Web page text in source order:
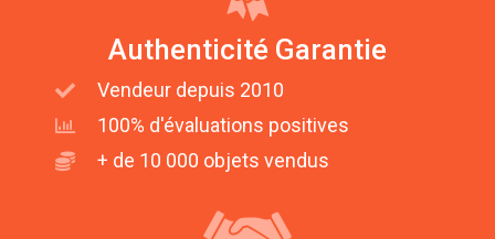
Authenticité Garantie
Vendeur depuis 2010
100% d'évaluations positives
+ de 10 000 objets vendus